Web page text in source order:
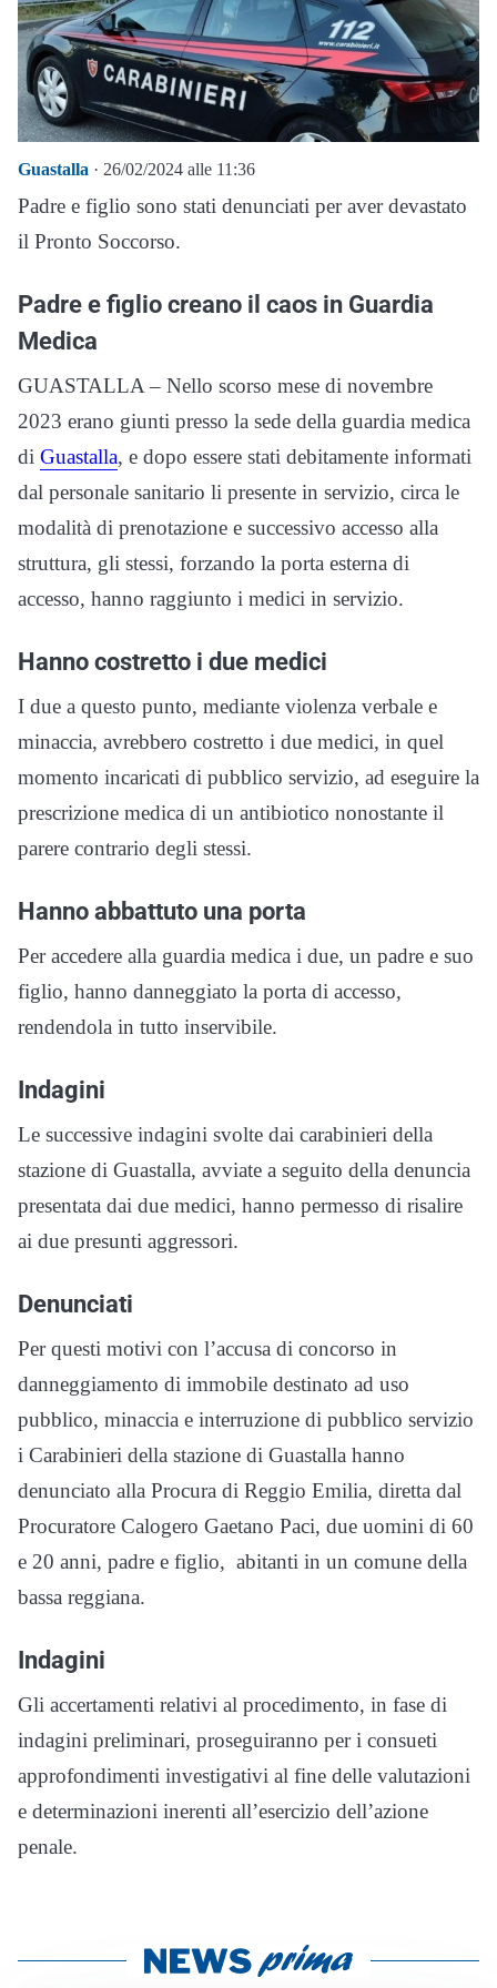
Guastalla · 26/02/2024 alle 11:36
Padre e figlio sono stati denunciati per aver devastato
il Pronto Soccorso.
Padre e figlio creano il caos in Guardia
Medica
GUASTALLA – Nello scorso mese di novembre
2023 erano giunti presso la sede della guardia medica
di Guastalla, e dopo essere stati debitamente informati
dal personale sanitario li presente in servizio, circa le
modalità di prenotazione e successivo accesso alla
struttura, gli stessi, forzando la porta esterna di
accesso, hanno raggiunto i medici in servizio.
Hanno costretto i due medici
I due a questo punto, mediante violenza verbale e
minaccia, avrebbero costretto i due medici, in quel
momento incaricati di pubblico servizio, ad eseguire la
prescrizione medica di un antibiotico nonostante il
parere contrario degli stessi.
Hanno abbattuto una porta
Per accedere alla guardia medica i due, un padre e suo
figlio, hanno danneggiato la porta di accesso,
rendendola in tutto inservibile.
Indagini
Le successive indagini svolte dai carabinieri della
stazione di Guastalla, avviate a seguito della denuncia
presentata dai due medici, hanno permesso di risalire
ai due presunti aggressori.
Denunciati
Per questi motivi con l’accusa di concorso in
danneggiamento di immobile destinato ad uso
pubblico, minaccia e interruzione di pubblico servizio
i Carabinieri della stazione di Guastalla hanno
denunciato alla Procura di Reggio Emilia, diretta dal
Procuratore Calogero Gaetano Paci, due uomini di 60
e 20 anni, padre e figlio, abitanti in un comune della
bassa reggiana.
Indagini
Gli accertamenti relativi al procedimento, in fase di
indagini preliminari, proseguiranno per i consueti
approfondimenti investigativi al fine delle valutazioni
e determinazioni inerenti all’esercizio dell’azione
penale.